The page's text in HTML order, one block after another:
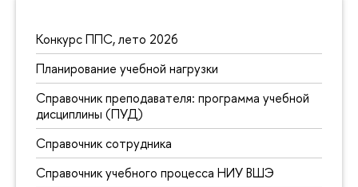
Конкурс ППС, лето 2026
Планирование учебной нагрузки
Справочник преподавателя: программа учебной
дисциплины (ПУД)
Справочник сотрудника
Справочник учебного процесса НИУ ВШЭ